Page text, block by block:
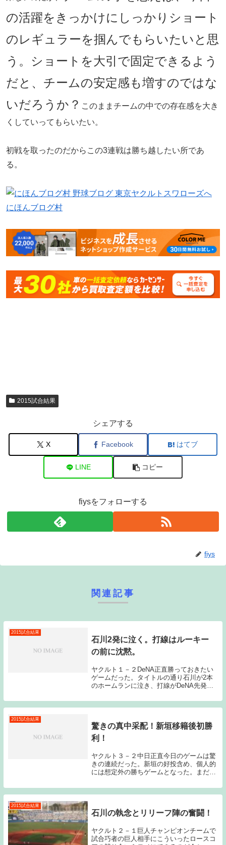
の活躍をきっかけにしっかりショート
のレギュラーを掴んでもらいたいと思
う。ショートを大引で固定できるよう
だと、チームの安定感も増すのではな
いだろうか？ このままチームの中での存在感を大き
くしていってもらいたい。
初戦を取ったのだからこの3連戦は勝ち越したい所であ
る。
にほんブログ村
2015試合結果
シェアする
X Facebook はてブ
LINE コピー
fiysをフォローする
fiys
関連記事
2015試合結果
石川2発に泣く。打線はルーキー
の前に沈黙。
ヤクルト１－２DeNA正直勝っておきたい
ゲームだった。タイトルの通り石川が2本
のホームランに泣き、打線がDeNA先発の
競り負けとなってしまった。先発の石川
は、調子自体は悪くなかったと思うし、よ
2015試合結果
驚きの真中采配！新垣移籍後初勝
利！
ヤクルト３－２中日正直今日のゲームは驚
きの連続だった。新垣の好投含め、個人的
には想定外の勝ちゲームとなった。まだま
ていないが、6回からの徳山ー秋吉ーオン
ドルセクーバーネットの無失点リレーは爽
2015試合結果
石川の執念とリリーフ陣の奮闘！
ヤクルト２－１巨人チャンピオンチームで
試合巧者の巨人相手にこういったロースコ